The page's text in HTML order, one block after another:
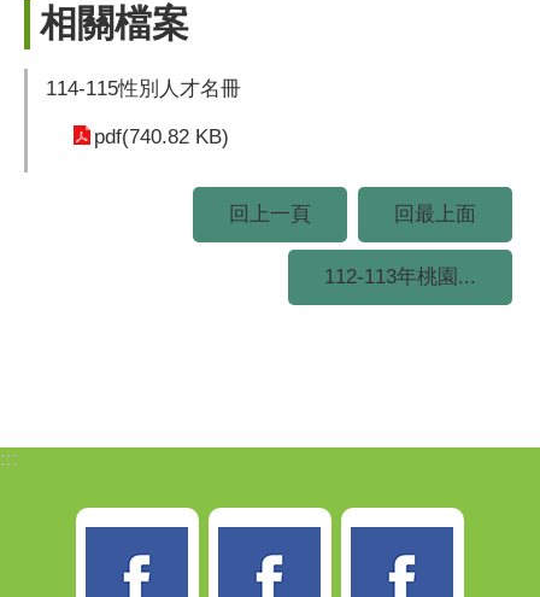
相關檔案
114-115性別人才名冊
pdf(740.82 KB)
回上一頁 回最上面
112-113年桃園...
:::